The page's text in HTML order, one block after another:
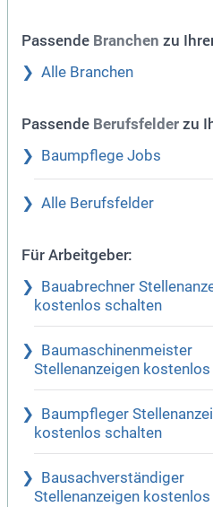
Passende Branchen zu
Alle Branchen
Passende Berufsfelder zu
Baumpflege Jobs
Alle Berufsfelder
Für Arbeitgeber:
Bauabrechner
kostenlos schalten
Baumaschinenmeister
Stellenanzeigen
Baumpfleger
kostenlos schalten
Bausachverständiger
Stellenanzeigen